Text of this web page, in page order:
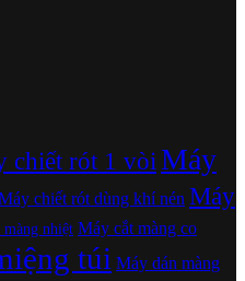
chiết rót 1 vòiMáy
chiết rót dùng khí nén Máy
nhiệt Máy cắt màng co
túi Máy dán màng